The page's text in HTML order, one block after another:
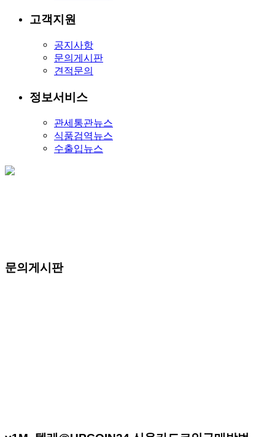
고객지원
공지사항
문의게시판
견적문의
정보서비스
관세통관뉴스
식품검역뉴스
수출입뉴스
문의게시판